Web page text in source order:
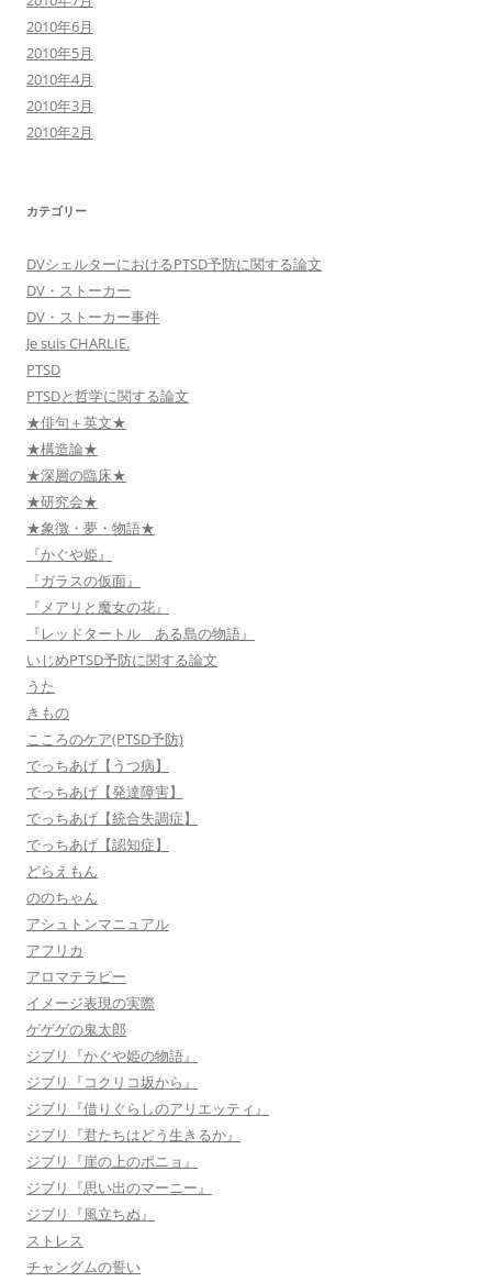
2010年6月
2010年5月
2010年4月
2010年3月
2010年2月
カテゴリー
DVシェルターにおけるPTSD予防に関する論文
DV・ストーカー
DV・ストーカー事件
Je suis CHARLIE.
PTSD
PTSDと哲学に関する論文
★俳句＋英文★
★構造論★
★深層の臨床★
★研究会★
★象徴・夢・物語★
『かぐや姫』
『ガラスの仮面』
『メアリと魔女の花』
『レッドタートル ある島の物語』
いじめPTSD予防に関する論文
うた
きもの
こころのケア(PTSD予防)
でっちあげ【うつ病】
でっちあげ【発達障害】
でっちあげ【統合失調症】
でっちあげ【認知症】
どらえもん
ののちゃん
アシュトンマニュアル
アフリカ
アロマテラピー
イメージ表現の実際
ゲゲゲの鬼太郎
ジブリ『かぐや姫の物語』
ジブリ『コクリコ坂から』
ジブリ『借りぐらしのアリエッティ』
ジブリ『君たちはどう生きるか』
ジブリ『崖の上のポニョ』
ジブリ『思い出のマーニー』
ジブリ『風立ちぬ』
ストレス
チャングムの誓い